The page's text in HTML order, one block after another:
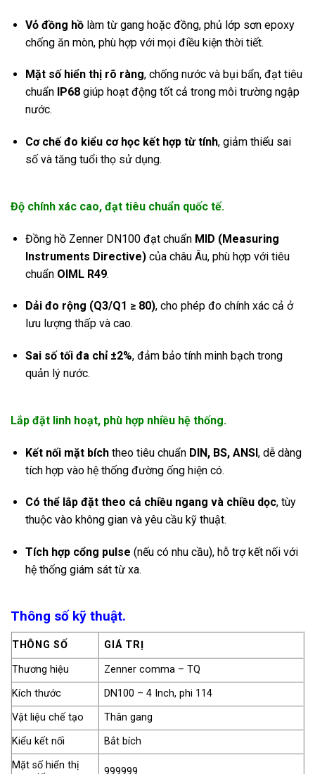
Vỏ đồng hồlàm từ gang hoặc đồng, phủ lớp sơn epoxy
chống ăn mòn, phù hợp với mọi điều kiện thời tiết.
Mặt số hiển thị rõ ràng, chống nước và bụi bẩn, đạt tiêu
chuẩn IP68giúp hoạt động tốt cả trong môi trường ngập
nước.
Cơ chế đo kiểu cơ học kết hợp từ tính, giảm thiểu sai
số và tăng tuổi thọ sử dụng.
Độ chính xác cao, đạt tiêu chuẩn quốc tế.
Đồng hồ Zenner DN100 đạt chuẩn MID (Measuring
Instruments Directive)của châu Âu, phù hợp với tiêu
chuẩn OIML R49.
Dải đo rộng (Q3/Q1 ≥ 80), cho phép đo chính xác cả ở
lưu lượng thấp và cao.
Sai số tối đa chỉ ±2%, đảm bảo tính minh bạch trong
quản lý nước.
Lắp đặt linh hoạt, phù hợp nhiều hệ thống.
Kết nối mặt bíchtheo tiêu chuẩn DIN, BS, ANSI, dễ dàng
tích hợp vào hệ thống đường ống hiện có.
Có thể lắp đặt theo cả chiều ngang và chiều dọc, tùy
thuộc vào không gian và yêu cầu kỹ thuật.
Tích hợp cổng pulse (nếu có nhu cầu), hỗ trợ kết nối với
hệ thống giám sát từ xa.
Thông số kỹ thuật.
THÔNG SỐ GIÁ TRỊ
Thương hiệu
Zenner comma – TQ
Kích thước
DN100 – 4 Inch, phi 114
Vật liệu chế tạo
Thân gang
Kiểu kết nối
Bắt bích
Mặt số hiển thị